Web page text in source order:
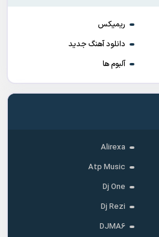
ریمیکس
دانلود آهنگ جدید
آلبوم ها
Alirexa
Atp Music
Dj One
Dj Rezi
DJMA6